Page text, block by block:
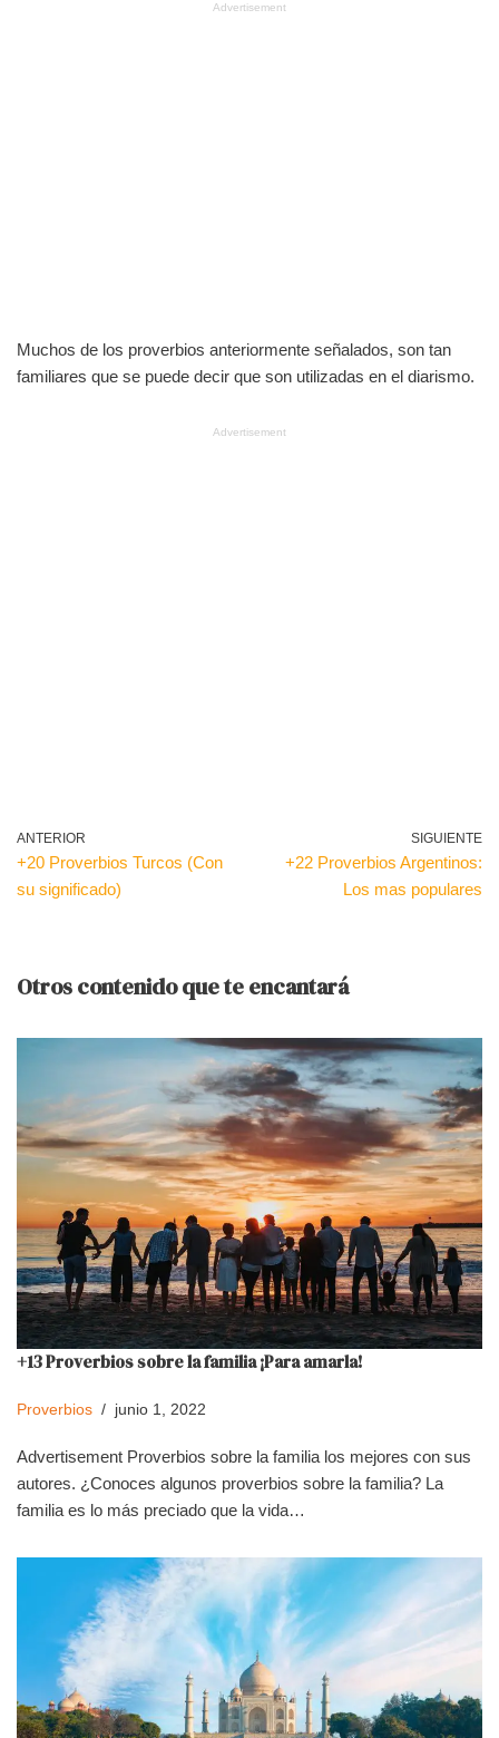
Advertisement
Muchos de los proverbios anteriormente señalados, son tan
familiares que se puede decir que son utilizadas en el diarismo.
Advertisement
ANTERIOR
+20 Proverbios Turcos (Con
su significado)
SIGUIENTE
+22 Proverbios Argentinos:
Los mas populares
Otros contenido que te encantará
+13 Proverbios sobre la familia ¡Para amarla!
Proverbios junio 1, 2022
Advertisement Proverbios sobre la familia los mejores con sus
autores. ¿Conoces algunos proverbios sobre la familia? La
familia es lo más preciado que la vida…